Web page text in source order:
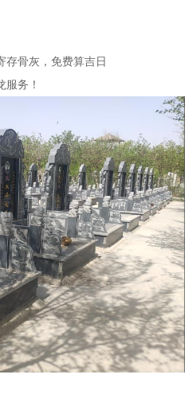
存骨灰，免费算吉日
服务！